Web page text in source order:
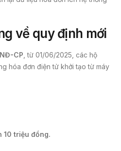
về quy định mới
CP , từ 01/06/2025, các hộ
hóa đơn điện tử khởi tạo từ máy
10 triệu đồng.